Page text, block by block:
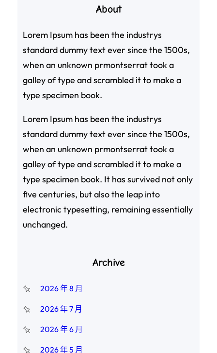
About
Lorem Ipsum has been the industrys
standard dummy text ever since the 1500s,
when an unknown prmontserrat took a
galley of type and scrambled it to make a
type specimen book.
Lorem Ipsum has been the industrys
standard dummy text ever since the 1500s,
when an unknown prmontserrat took a
galley of type and scrambled it to make a
type specimen book. It has survived not only
five centuries, but also the leap into
electronic typesetting, remaining essentially
unchanged.
Archive
2026 年 8 月
2026 年 7 月
2026 年 6 月
2026 年 5 月